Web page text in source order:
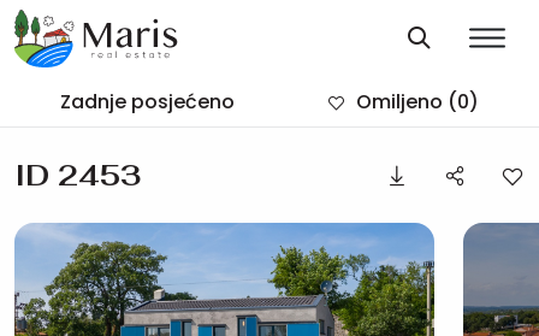
Zadnje posjećeno Omiljeno (0)
ID 2453